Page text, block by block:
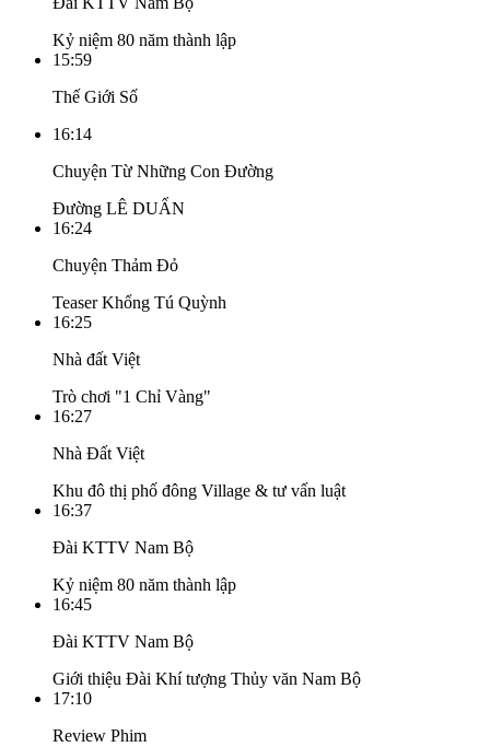
Kỷ niệm 80 năm thành lập
15:59
Thế Giới Số
16:14
Chuyện Từ Những Con Đường
Đường LÊ DUẨN
16:24
Chuyện Thảm Đỏ
Teaser Khổng Tú Quỳnh
16:25
Nhà đất Việt
Trò chơi "1 Chỉ Vàng"
16:27
Nhà Đất Việt
Khu đô thị phố đông Village & tư vấn luật
16:37
Đài KTTV Nam Bộ
Kỷ niệm 80 năm thành lập
16:45
Đài KTTV Nam Bộ
Giới thiệu Đài Khí tượng Thủy văn Nam Bộ
17:10
Review Phim